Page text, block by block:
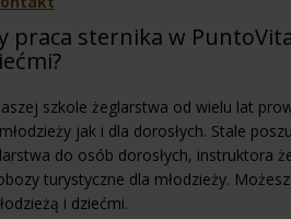
praca sternika w
szkole żeglarstwa od wielu lat
jak i dla dorosłych. Stale
do osób dorosłych, instruktora
turystyczne dla młodzieży.
i dziećmi.